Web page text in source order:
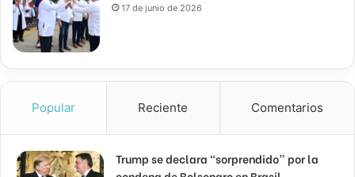
17 de junio de 2026
Popular Reciente Comentarios
Trump se declara “sorprendido” por la